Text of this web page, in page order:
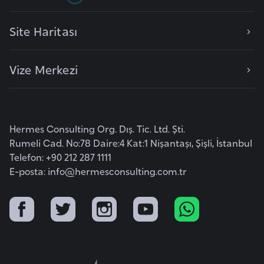
Site Haritası
Vize Merkezi
Hermes Consulting Org. Dış. Tic. Ltd. Şti.
Rumeli Cad. No:78 Daire:4 Kat:1 Nişantaşı, Şişli, İstanbul
Telefon: +90 212 287 1111
E-posta: info@hermesconsulting.com.tr
o
H
e
r
s
k